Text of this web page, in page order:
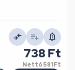
738 Ft
Nettó581 Ft